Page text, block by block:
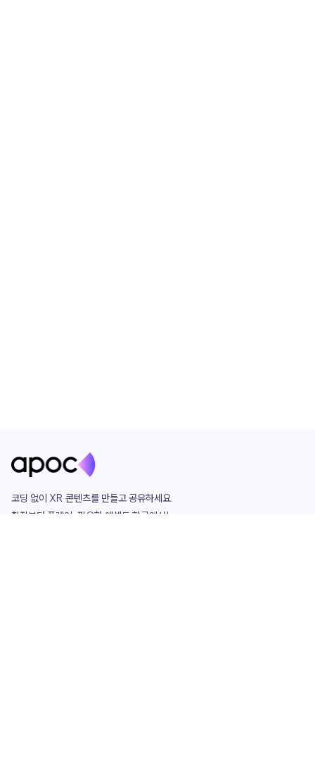
코딩 없이 XR 콘텐츠를 만들고 공유하세요.
창작부터 플레이, 필요한 애셋도 한곳에서!